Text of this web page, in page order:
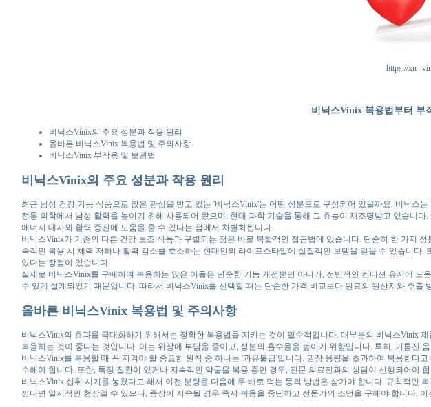
https://xn--
비닉스Vinix 복용법부터 부
비닉스Vinix의 주요 성분과 작용 원리
올바른 비닉스Vinix 복용법 및 주의사항
비닉스Vinix 부작용 및 보관법
비닉스Vinix의 주요 성분과 작용 원리
최근 남성 건강 기능 식품으로 많은 관심을 받고 있는 '비닉스Vinix'는 어떤 성분으로 구성되어 있을까요. 비닉스
전통 의학에서 남성 활력을 높이기 위해 사용되어 왔으며, 현대 과학 기술을 통해 그 효능이 재조명받고 있습니
에너지 대사와 활력 증진에 도움을 줄 수 있다는 점에서 차별화됩니다.
비닉스Vinix가 기존의 다른 건강 보조 식품과 구별되는 점은 바로 복합적인 접근법에 있습니다. 단순히 한 가지
속적인 복용 시 체력 저하나 활력 감소를 호소하는 현대인의 라이프스타일에 실질적인 보탬을 얻을 수 있습니
있다는 장점이 있습니다.
실제로 비닉스Vinix를 구매하여 복용하는 많은 이들은 단순한 기능 개선뿐만 아니라, 전반적인 컨디션 유지에
수 있게 설계되었기 때문입니다. 따라서 비닉스Vinix를 선택할 때는 단순한 가격 비교보다 원료의 원산지와 추출
올바른 비닉스Vinix 복용법 및 주의사항
비닉스Vinix의 효과를 극대화하기 위해서는 정확한 복용법을 지키는 것이 필수적입니다. 대부분의 비닉스Vinix
복용하는 것이 좋다는 것입니다. 이는 위장에 부담을 줄이고, 성분의 흡수율을 높이기 위함입니다. 특히, 기름
비닉스Vinix를 복용할 때 꼭 지켜야 할 중요한 원칙 중 하나는 '과유불급'입니다. 권장 용량을 초과하여 복용한
수해야 합니다. 또한, 특정 질환이 있거나 지속적인 약물을 복용 중인 경우, 전문 의료진과의 상담이 선행되어야
비닉스Vinix 섭취 시기를 놓쳤다고 해서 이전 분량을 다음에 두 배로 먹는 등의 방법은 삼가야 합니다. 규칙적인
낀다면 일시적인 현상일 수 있으나, 증상이 지속될 경우 즉시 복용을 중단하고 전문가의 조언을 구해야 합니다.